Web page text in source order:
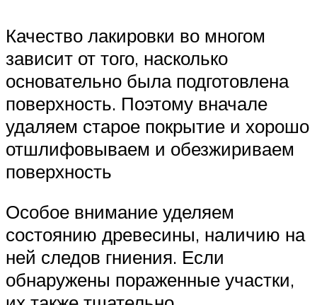
Качество лакировки во многом
зависит от того, насколько
основательно была подготовлена
поверхность. Поэтому вначале
удаляем старое покрытие и хорошо
отшлифовываем и обезжириваем
поверхность
Особое внимание уделяем
состоянию древесины, наличию на
ней следов гниения. Если
обнаружены пораженные участки,